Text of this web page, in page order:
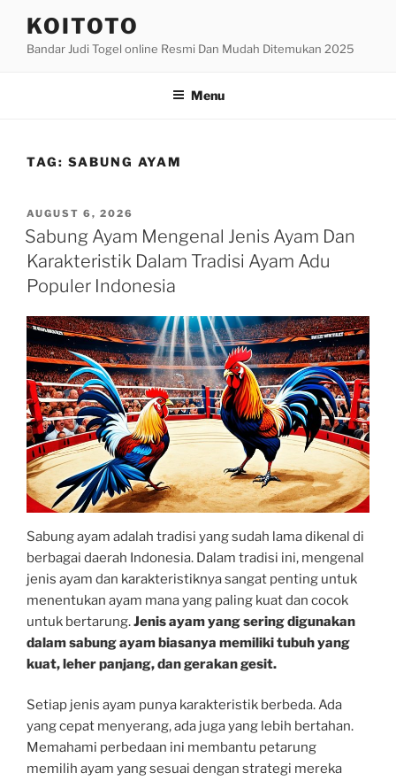
content
KOITOTO
Bandar Judi Togel online Resmi Dan Mudah Ditemukan 2025
Menu
TAG: SABUNG AYAM
POSTED
ON
AUGUST 6, 2026
Sabung Ayam Mengenal Jenis Ayam Dan
Karakteristik Dalam Tradisi Ayam Adu
Populer Indonesia
Sabung ayam adalah tradisi yang sudah lama dikenal di
berbagai daerah Indonesia. Dalam tradisi ini, mengenal
jenis ayam dan karakteristiknya sangat penting untuk
menentukan ayam mana yang paling kuat dan cocok
untuk bertarung.Jenis ayam yang sering digunakan
dalam sabung ayam biasanya memiliki tubuh yang
kuat, leher panjang, dan gerakan gesit.
Setiap jenis ayam punya karakteristik berbeda. Ada
yang cepat menyerang, ada juga yang lebih bertahan.
Memahami perbedaan ini membantu petarung
memilih ayam yang sesuai dengan strategi mereka